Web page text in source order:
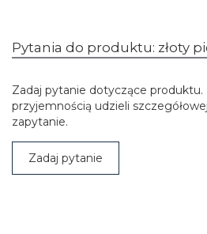
Pytania do produktu: złoty
Zadaj pytanie dotyczące produktu.
przyjemnością udzieli
zapytanie.
Zadaj pytanie